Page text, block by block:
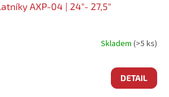
AXP-04 | 24"- 27,5"
Skladem (>5 ks)
DETAIL